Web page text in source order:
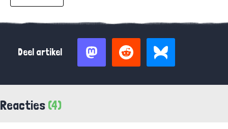
Deel artikel
Reacties (4)